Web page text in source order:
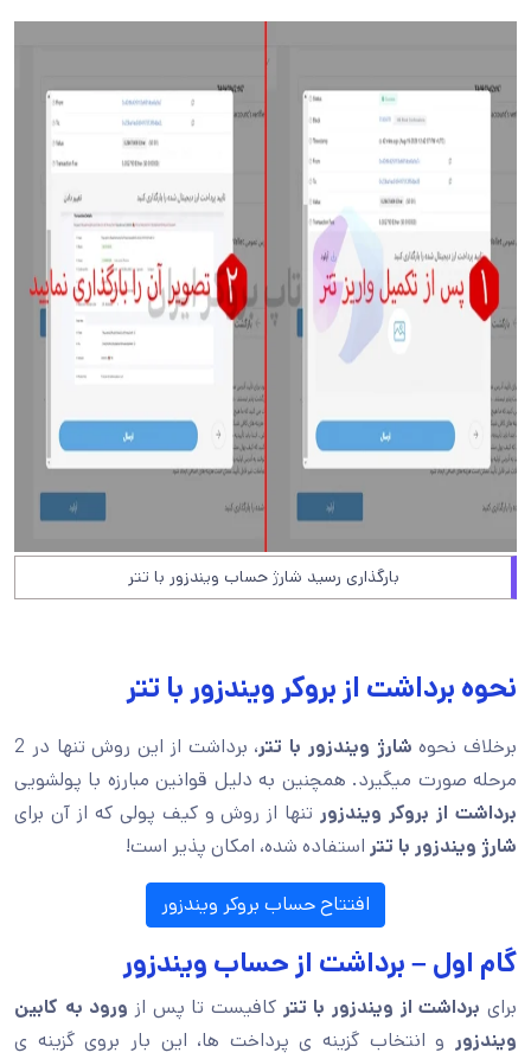
بارگذاری رسید شارژ حساب ویندزور با تتر
نحوه برداشت از بروکر ویندزور با تتر
برخلاف نحوه شارژ ویندزور با تتر
، برداشت از این روش تنها در 2
مرحله صورت میگیرد. همچنین به دلیل قوانین مبارزه با پولشویی
برداشت از بروکر ویندزورتنها از روش و کیف پولی که از آن برای
شارژ ویندزور با تتر استفاده شده، امکان پذیر است!
افتتاح حساب بروکر ویندزور
گام اول – برداشت از حساب ویندزور
برای برداشت از ویندزور با تتر کافیست تا پس از ورود به کابین
ویندزور و انتخاب گزینه ی پرداخت ها، این بار بروی گزینه ی